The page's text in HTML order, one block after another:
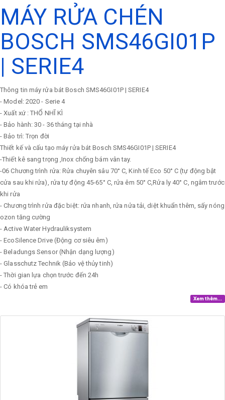
MÁY RỬA CHÉN
BOSCH SMS46GI01P
| SERIE4
Thông tin máy rửa bát Bosch SMS46GI01P | SERIE4
- Model: 2020 - Serie 4
- Xuất xứ : THỔ NHĨ KÌ
- Bảo hành: 30 - 36 tháng tại nhà
- Bảo trì: Trọn đời
Thiết kế và cấu tạo máy rửa bát Bosch SMS46GI01P | SERIE4
-Thiết kê sang trọng ,Inox chống bám vân tay.
-06 Chương trình rửa: Rửa chuyên sâu 70° C, Kinh tế Eco 50° C (tự động bật
cửa sau khi rửa), rửa tự động 45-65° C, rửa êm 50° C,Rửa ly 40° C, ngâm trước
khi rửa
- Chương trình rửa đặc biệt: rửa nhanh, rửa nửa tải, diệt khuẩn thêm, sấy nóng
ozon tăng cường
- Active Water Hydrauliksystem
- EcoSilence Drive (Động cơ siêu êm)
- Beladungs Sensor (Nhận dạng lượng)
- Glasschutz Technik (Bảo vệ thủy tinh)
- Thời gian lựa chọn trước đến 24h
- Có khóa trẻ em
Xem thêm...